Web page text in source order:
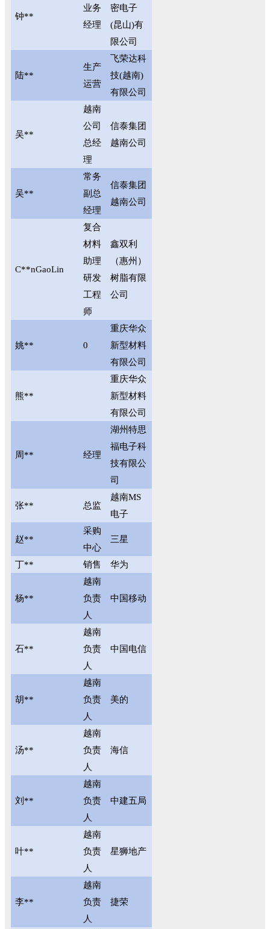
钟**
业务
经理
密电子
(昆山)有
限公司
陆**
生产
运营
飞荣达科
技(越南)
有限公司
吴**
越南
公司
总经
理
信泰集团
越南公司
吴**
常务
副总
经理
信泰集团
越南公司
C**nGaoLin
复合
材料
助理
研发
工程
师
鑫双利
（惠州）
树脂有限
公司
姚** 0
重庆华众
新型材料
有限公司
熊**
重庆华众
新型材料
有限公司
周** 经理
湖州特思
福电子科
技有限公
司
张** 总监
越南MS
电子
赵**
采购
中心
三星
丁** 销售 华为
杨**
越南
负责
人
中国移动
石**
越南
负责
人
中国电信
胡**
越南
负责
人
美的
汤**
越南
负责
人
海信
刘**
越南
负责
人
中建五局
叶**
越南
负责
人
星狮地产
李**
越南
负责
人
捷荣